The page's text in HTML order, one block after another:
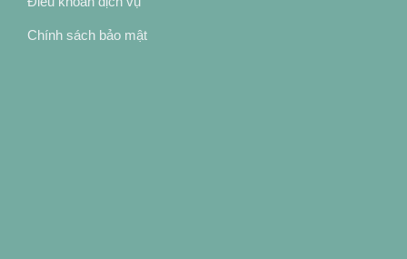
Chính sách bảo mật